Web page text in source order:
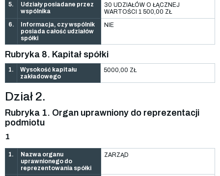
5.
Udziały posiadane przez
wspólnika
30 UDZIAŁÓW O ŁĄCZNEJ
WARTOŚCI 1 500,00 ZŁ
6.
Informacja, czy wspólnik
posiada całość udziałów
spółki
NIE
Rubryka 8. Kapitał spółki
1.
Wysokość kapitału
zakładowego
5000,00 ZŁ
Dział 2.
Rubryka 1. Organ uprawniony do reprezentacji
podmiotu
1
1.
Nazwa organu
uprawnionego do
reprezentowania spółki
ZARZĄD